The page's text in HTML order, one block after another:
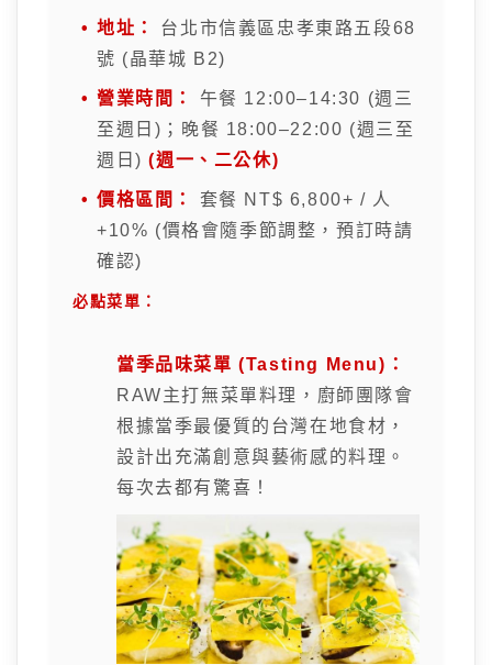
地址：
台北市信義區忠孝東路五段68
號 (晶華城 B2)
營業時間：
午餐 12:00–14:30 (週三
至週日)；晚餐 18:00–22:00 (週三至
週日)(週一、二公休)
價格區間：
套餐 NT$ 6,800+ / 人
+10% (價格會隨季節調整，預訂時請
確認)
必點菜單：
當季品味菜單 (Tasting Menu)：
RAW主打無菜單料理，廚師團隊會
根據當季最優質的台灣在地食材，
設計出充滿創意與藝術感的料理。
每次去都有驚喜！